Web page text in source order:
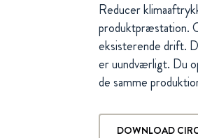
Reducer
produktpræstation.
eksisterende drift.
er uundværligt. Du
de samme
DOWNLOAD